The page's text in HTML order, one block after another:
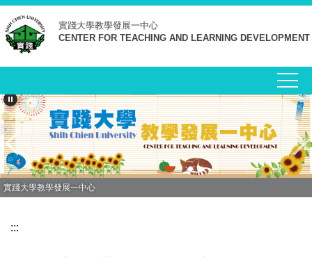
跳
到
主
要
容
區
實踐大學教學發展一中心
CENTER FOR TEACHING AND LEARNING DEVELOPMENT
實踐大學教學發展一中心
:::